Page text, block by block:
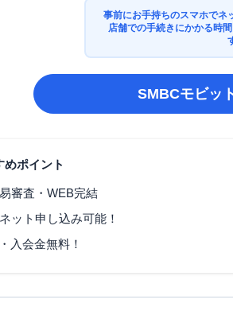
事前にお手持ちのスマホでネ
店舗での手続きにかかる時
SMBCモビッ
めポイント
審査・WEB完結
ット申し込み可能！
入会金無料！